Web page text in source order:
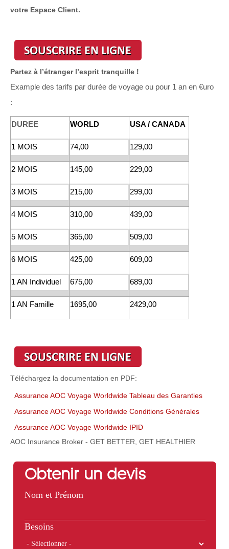
votre Espace Client.
Partez à l’étranger l’esprit tranquille !
Example des tarifs par durée de voyage ou pour 1 an en €uro
:
DUREE WORLD USA / CANADA
1 MOIS 74,00 129,00
2 MOIS 145,00 229,00
3 MOIS 215,00 299,00
4 MOIS 310,00 439,00
5 MOIS 365,00 509,00
6 MOIS 425,00 609,00
1 AN Individuel 675,00 689,00
1 AN Famille 1695,00 2429,00
Téléchargez la documentation en PDF:
Assurance AOC Voyage Worldwide Tableau des Garanties
Assurance AOC Voyage Worldwide Conditions Générales
Assurance AOC Voyage Worldwide IPID
AOC Insurance Broker - GET BETTER, GET HEALTHIER
Obtenir un devis
Nom et Prénom
Besoins